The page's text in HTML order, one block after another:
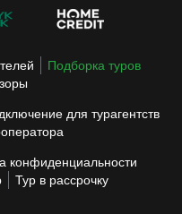
Подборка туров
для турагентств
конфиденциальности
Тур в рассрочку